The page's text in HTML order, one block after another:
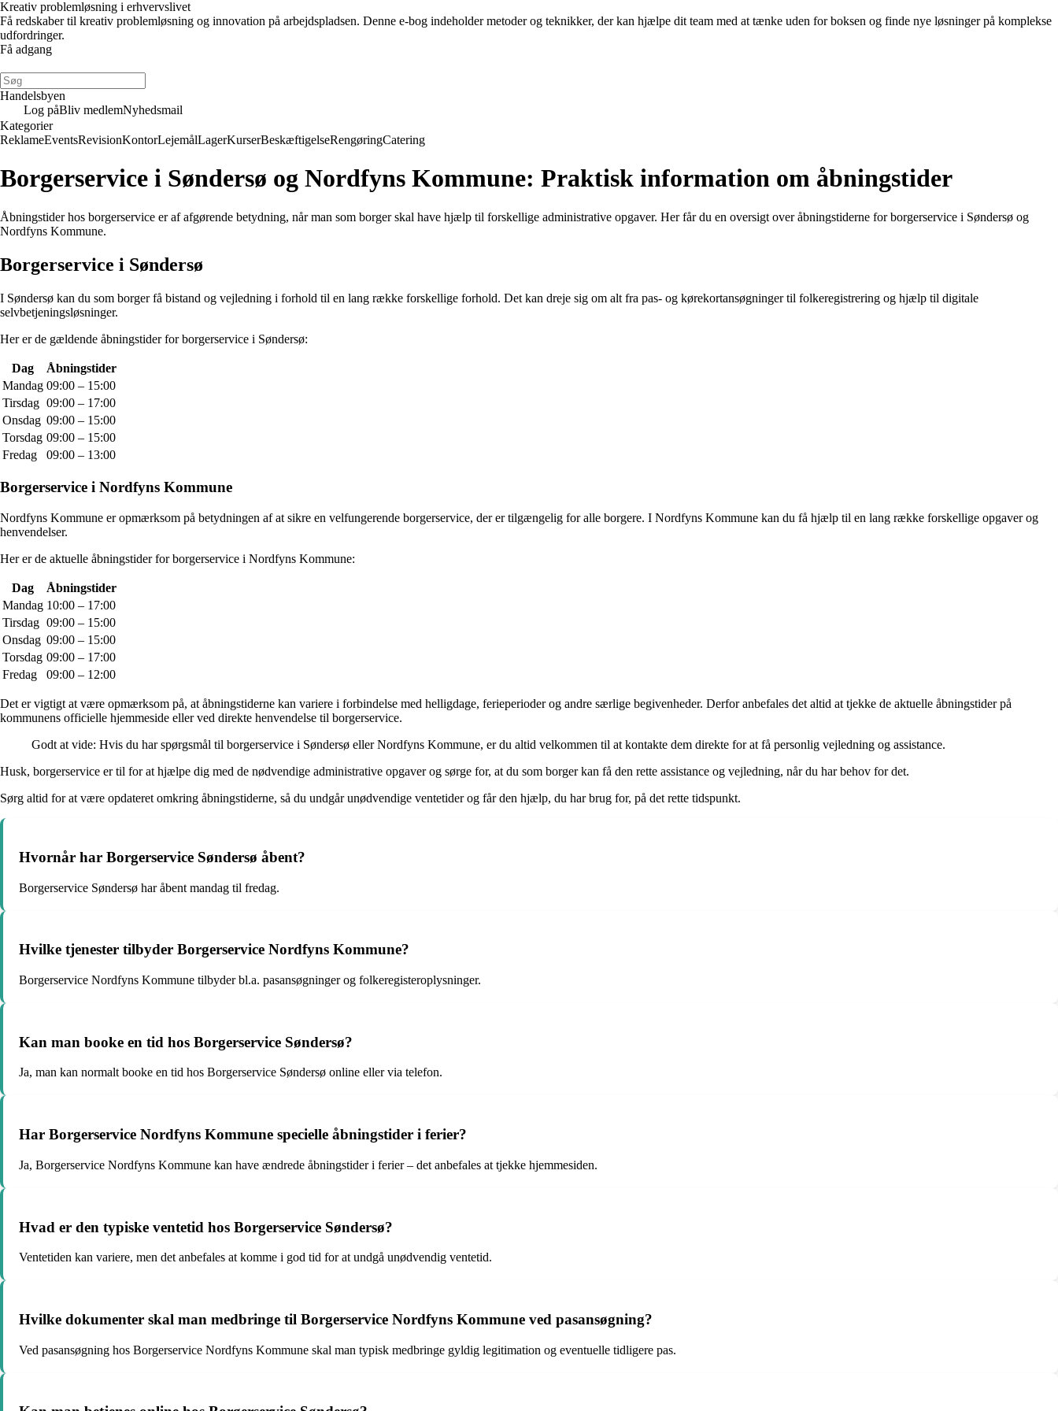
Kreativ problemløsning i erhvervslivet
Få redskaber til kreativ problemløsning og innovation på arbejdspladsen. Denne e-bog indeholder metoder og teknikker, der kan hjælpe dit team med at tænke uden for boksen og finde nye løsninger på komplekse
udfordringer.
Få adgang
Handelsbyen
Log påBliv medlemNyhedsmail
Kategorier
ReklameEventsRevisionKontorLejemålLagerKurserBeskæftigelseRengøringCatering
Borgerservice i Søndersø og Nordfyns Kommune: Praktisk information om åbningstider
Åbningstider hos borgerservice er af afgørende betydning, når man som borger skal have hjælp til forskellige administrative opgaver. Her får du en oversigt over åbningstiderne for borgerservice i Søndersø og
Nordfyns Kommune.
Borgerservice i Søndersø
I Søndersø kan du som borger få bistand og vejledning i forhold til en lang række forskellige forhold. Det kan dreje sig om alt fra pas- og kørekortansøgninger til folkeregistrering og hjælp til digitale
selvbetjeningsløsninger.
Her er de gældende åbningstider for borgerservice i Søndersø:
Dag
Åbningstider
Mandag 09:00 – 15:00
Tirsdag 09:00 – 17:00
Onsdag 09:00 – 15:00
Torsdag 09:00 – 15:00
Fredag
09:00 – 13:00
Borgerservice i Nordfyns Kommune
Nordfyns Kommune er opmærksom på betydningen af at sikre en velfungerende borgerservice, der er tilgængelig for alle borgere. I Nordfyns Kommune kan du få hjælp til en lang række forskellige opgaver og
henvendelser.
Her er de aktuelle åbningstider for borgerservice i Nordfyns Kommune:
Dag
Åbningstider
Mandag 10:00 – 17:00
Tirsdag 09:00 – 15:00
Onsdag 09:00 – 15:00
Torsdag 09:00 – 17:00
Fredag
09:00 – 12:00
Det er vigtigt at være opmærksom på, at åbningstiderne kan variere i forbindelse med helligdage, ferieperioder og andre særlige begivenheder. Derfor anbefales det altid at tjekke de aktuelle åbningstider på
kommunens officielle hjemmeside eller ved direkte henvendelse til borgerservice.
Godt at vide: Hvis du har spørgsmål til borgerservice i Søndersø eller Nordfyns Kommune, er du altid velkommen til at kontakte dem direkte for at få personlig vejledning og assistance.
Husk, borgerservice er til for at hjælpe dig med de nødvendige administrative opgaver og sørge for, at du som borger kan få den rette assistance og vejledning, når du har behov for det.
Sørg altid for at være opdateret omkring åbningstiderne, så du undgår unødvendige ventetider og får den hjælp, du har brug for, på det rette tidspunkt.
Hvornår har Borgerservice Søndersø åbent?
Borgerservice Søndersø har åbent mandag til fredag.
Hvilke tjenester tilbyder Borgerservice Nordfyns Kommune?
Borgerservice Nordfyns Kommune tilbyder bl.a. pasansøgninger og folkeregisteroplysninger.
Kan man booke en tid hos Borgerservice Søndersø?
Ja, man kan normalt booke en tid hos Borgerservice Søndersø online eller via telefon.
Har Borgerservice Nordfyns Kommune specielle åbningstider i ferier?
Ja, Borgerservice Nordfyns Kommune kan have ændrede åbningstider i ferier – det anbefales at tjekke hjemmesiden.
Hvad er den typiske ventetid hos Borgerservice Søndersø?
Ventetiden kan variere, men det anbefales at komme i god tid for at undgå unødvendig ventetid.
Hvilke dokumenter skal man medbringe til Borgerservice Nordfyns Kommune ved pasansøgning?
Ved pasansøgning hos Borgerservice Nordfyns Kommune skal man typisk medbringe gyldig legitimation og eventuelle tidligere pas.